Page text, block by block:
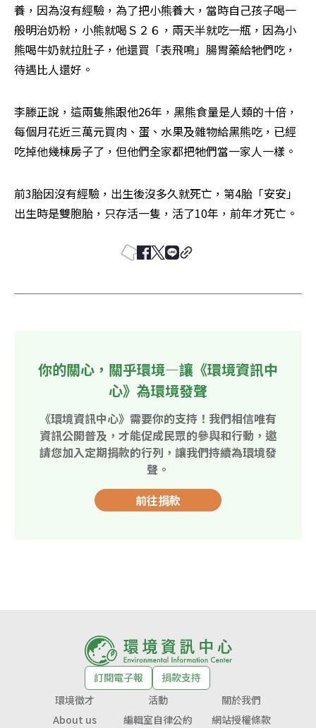
養，因為沒有經驗，為了把小熊養大，當時自己孩子喝一
般明治奶粉，小熊就喝Ｓ２６，兩天半就吃一瓶，因為小
熊喝牛奶就拉肚子，他還買「表飛鳴」腸胃藥給牠們吃，
待遇比人還好。
李滕正說，這兩隻熊跟他26年，黑熊食量是人類的十倍，
每個月花近三萬元買肉、蛋、水果及雜物給黑熊吃，已經
吃掉他幾棟房子了，但他們全家都把牠們當一家人一樣。
前3胎因沒有經驗，出生後沒多久就死亡，第4胎「安安」
出生時是雙胞胎，只存活一隻，活了10年，前年才死亡。
你的關心，關乎環境—讓《環境資訊中
心》為環境發聲
《環境資訊中心》需要你的支持！我們相信唯有
資訊公開普及，才能促成民眾的參與和行動，邀
請您加入定期捐款的行列，讓我們持續為環境發
聲。
前往捐款
訂閱電子報
捐款支持
環境徵才
活動
關於我們
About us
編輯室自律公約 網站授權條款